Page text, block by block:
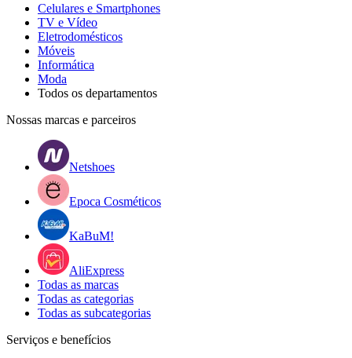
Celulares e Smartphones
TV e Vídeo
Eletrodomésticos
Móveis
Informática
Moda
Todos os departamentos
Nossas marcas e parceiros
Netshoes
Epoca Cosméticos
KaBuM!
AliExpress
Todas as marcas
Todas as categorias
Todas as subcategorias
Serviços e benefícios